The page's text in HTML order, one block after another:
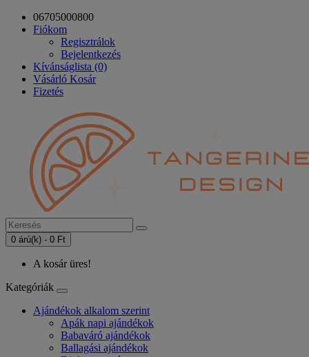
06705000800
Fiókom
Regisztrálok
Bejelentkezés
Kívánságlista (0)
Vásárló Kosár
Fizetés
0 árú(k) - 0 Ft
A kosár üres!
Kategóriák
Ajándékok alkalom szerint
Apák napi ajándékok
Babaváró ajándékok
Ballagási ajándékok